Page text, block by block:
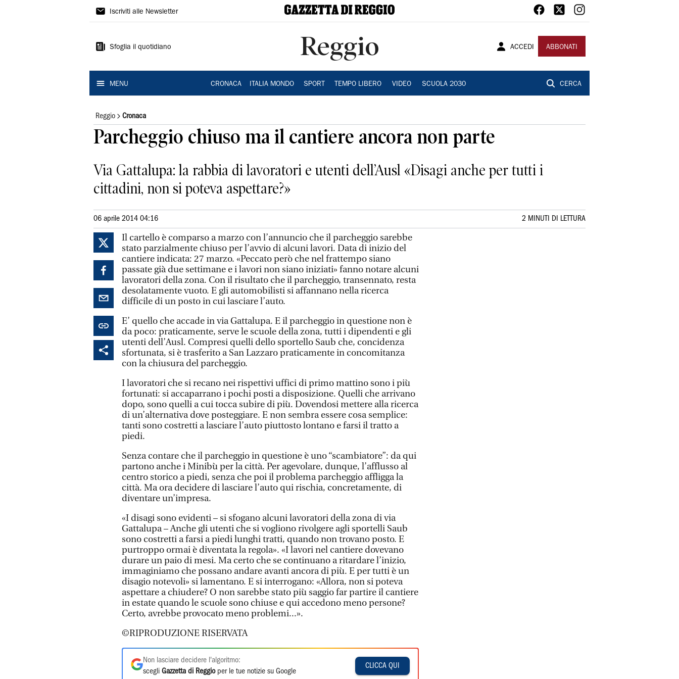
Gazzetta
Reggio
Iscriviti alle Newsletter
Sfoglia il quotidiano Reggio ACCEDI ABBONATI
MENU CRONACA ITALIA MONDO SPORT TEMPO LIBERO VIDEO SCUOLA 2030 CERCA
Reggio Cronaca
Parcheggio chiuso ma il cantiere ancora non parte
Via Gattalupa: la rabbia di lavoratori e utenti dell’Ausl «Disagi anche per tutti i
cittadini, non si poteva aspettare?»
06 aprile 2014 04:16 2 MINUTI DI LETTURA
Il cartello è comparso a marzo con l’annuncio che il parcheggio sarebbe
stato parzialmente chiuso per l’avvio di alcuni lavori. Data di inizio del
cantiere indicata: 27 marzo. «Peccato però che nel frattempo siano
passate già due settimane e i lavori non siano iniziati» fanno notare alcuni
lavoratori della zona. Con il risultato che il parcheggio, transennato, resta
desolatamente vuoto. E gli automobilisti si affannano nella ricerca
difficile di un posto in cui lasciare l’auto.
E’ quello che accade in via Gattalupa. E il parcheggio in questione non è
da poco: praticamente, serve le scuole della zona, tutti i dipendenti e gli
utenti dell’Ausl. Compresi quelli dello sportello Saub che, concidenza
sfortunata, si è trasferito a San Lazzaro praticamente in concomitanza
con la chiusura del parcheggio.
I lavoratori che si recano nei rispettivi uffici di primo mattino sono i più
fortunati: si accaparrano i pochi posti a disposizione. Quelli che arrivano
dopo, sono quelli a cui tocca subire di più. Dovendosi mettere alla ricerca
di un’alternativa dove posteggiare. E non sembra essere cosa semplice:
tanti sono costretti a lasciare l’auto piuttosto lontano e farsi il tratto a
piedi.
Senza contare che il parcheggio in questione è uno “scambiatore”: da qui
partono anche i Minibù per la città. Per agevolare, dunque, l’afflusso al
centro storico a piedi, senza che poi il problema parcheggio affligga la
città. Ma ora decidere di lasciare l’auto qui rischia, concretamente, di
diventare un’impresa.
«I disagi sono evidenti – si sfogano alcuni lavoratori della zona di via
Gattalupa – Anche gli utenti che si vogliono rivolgere agli sportelli Saub
sono costretti a farsi a piedi lunghi tratti, quando non trovano posto. E
purtroppo ormai è diventata la regola». «I lavori nel cantiere dovevano
durare un paio di mesi. Ma certo che se continuano a ritardare l’inizio,
immaginiamo che possano andare avanti ancora di più. E per tutti è un
disagio notevoli» si lamentano. E si interrogano: «Allora, non si poteva
aspettare a chiudere? O non sarebbe stato più saggio far partire il cantiere
in estate quando le scuole sono chiuse e qui accedono meno persone?
Certo, avrebbe provocato meno problemi...».
©RIPRODUZIONE RISERVATA
Non lasciare decidere l'algoritmo:
scegli Gazzetta di Reggioper le tue notizie su Google
CLICCA QUI